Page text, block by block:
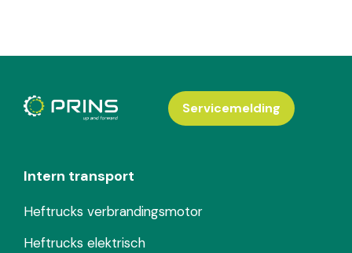
Intern transport
Heftrucks verbrandingsmotor
Heftrucks elektrisch
Servicemelding